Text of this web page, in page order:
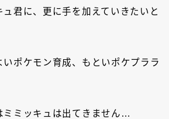
君に、更に手を加えていきたいと
ポケモン育成、もといポケプララ
ミミッキュは出てきません…